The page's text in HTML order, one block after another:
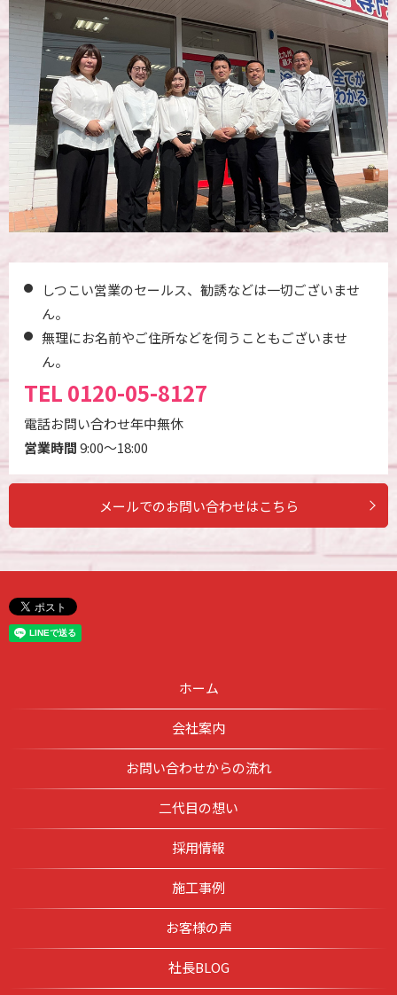
しつこい営業のセールス、勧誘などは一切ございませ
ん。
無理にお名前やご住所などを伺うこともございませ
ん。
TEL 0120-05-8127
電話お問い合わせ年中無休
営業時間9:00～18:00
メールでのお問い合わせはこちら
ホーム
会社案内
お問い合わせからの流れ
二代目の想い
採用情報
施工事例
お客様の声
社長BLOG